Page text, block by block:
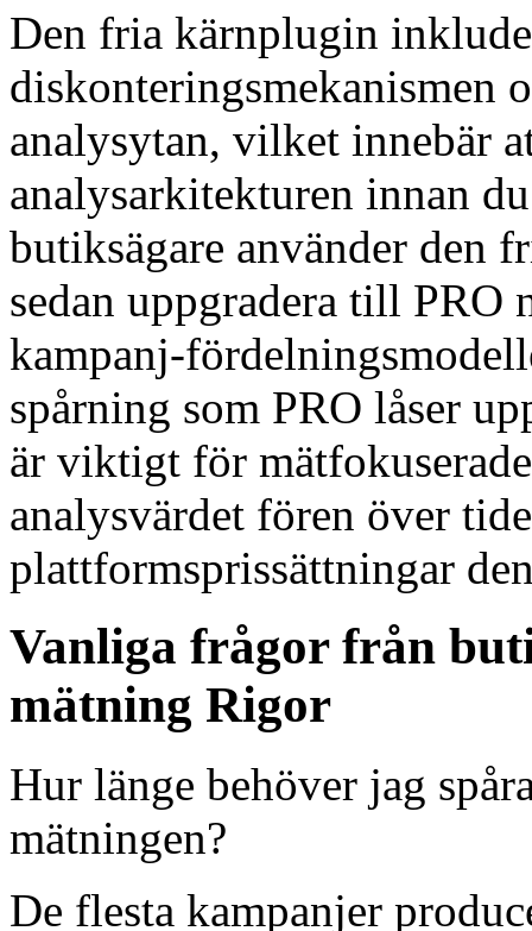
Den fria kärnplugin
diskonteringsmekanismen
analysytan, vilket innebär
analysarkitekturen innan
butiksägare använder den
sedan uppgradera till
kampanj-
spårning som PRO låser
är viktigt för
analysvärdet fören över
plattformsprissättningar
Vanliga frågor från
mätning Rigor
Hur länge behöver jag
mätningen?
De flesta kampanjer